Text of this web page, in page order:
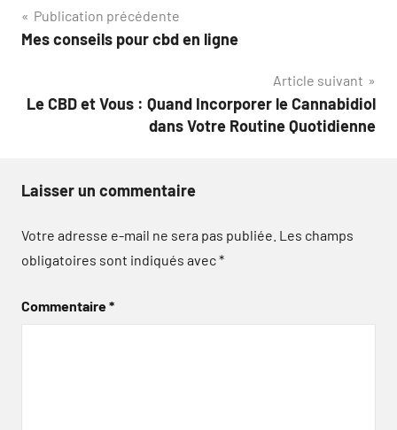
Navigation
de
Publication précédente
Mes conseils pour cbd en ligne
Article suivant
Le CBD et Vous : Quand Incorporer le Cannabidiol
dans Votre Routine Quotidienne
Laisser un commentaire
Votre adresse e-mail ne sera pas publiée. Les champs
obligatoires sont indiqués avec*
Commentaire*